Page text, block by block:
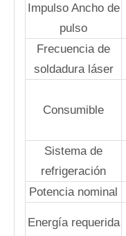
Impulso Ancho de
pulso
Frecuencia de
soldadura láser
Consumible
Sistema de
refrigeración
Potencia nominal
Energía requerida